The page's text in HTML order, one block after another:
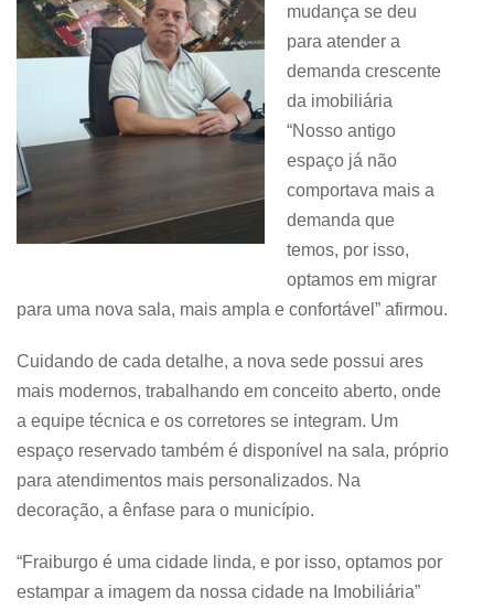
mudança se deu
para atender a
demanda crescente
da imobiliária
“Nosso antigo
espaço já não
comportava mais a
demanda que
temos, por isso,
optamos em migrar
para uma nova sala, mais ampla e confortável” afirmou.
Cuidando de cada detalhe, a nova sede possui ares
mais modernos, trabalhando em conceito aberto, onde
a equipe técnica e os corretores se integram. Um
espaço reservado também é disponível na sala, próprio
para atendimentos mais personalizados. Na
decoração, a ênfase para o município.
“Fraiburgo é uma cidade linda, e por isso, optamos por
estampar a imagem da nossa cidade na Imobiliária”